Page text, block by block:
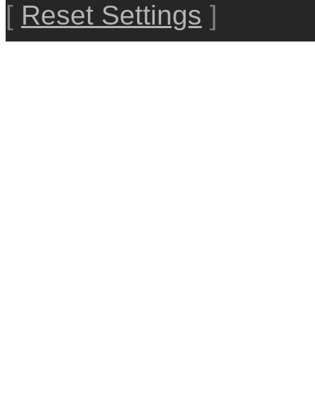
[ Reset Settings ]